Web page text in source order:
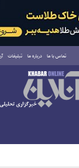
تماس با ما درباره ما تبلیغات